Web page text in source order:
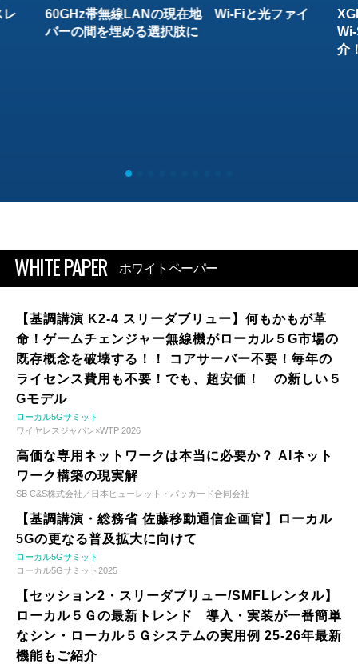
レ
60GHz帯無線LANの現在地 Wi-Fiと光ファイ
バーの間を埋める選択肢に
介
WHITE PAPER ホワイトペーパー
【基調講演 K2-4 スリーダブリュー】何もかもが革
命！ゲームチェンジャー無線機がローカル５G市場の
既存概念を破壊する！！ コアサーバー不要！毎年の
ライセンス費用も不要！でも、超安価！ の新しい５
Gモデル
ローカル5Gサミット
ワイヤレスジャパン×WTP 2026
高価な専用ネットワークは本当に必要か？ AIネット
ワーク構築の現実解
SB C&S株式会社／日本ヒューレット・パッカード合同会社
【基調講演・総務省 佐藤移動通信企画官】ローカル
5Gの更なる普及拡大に向けて
ローカル5Gサミット
ローカル5Gサミット2025
【セッション2・スリーダブリュー/SMFLレンタル】
ローカル５Ｇの最新トレンド 導入・実装が一番簡単
なシン・ローカル５Ｇシステムの実用例 25-26年最新
機能もご紹介